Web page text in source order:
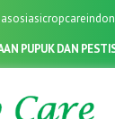
PUPUK DAN